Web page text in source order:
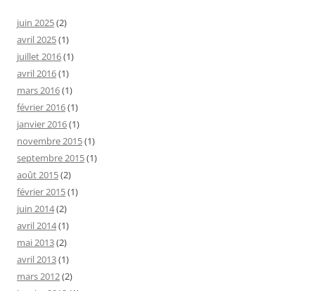
juin 2025(2)
avril 2025(1)
juillet 2016(1)
avril 2016(1)
mars 2016(1)
février 2016(1)
janvier 2016(1)
novembre 2015(1)
septembre 2015(1)
août 2015(2)
février 2015(1)
juin 2014(2)
avril 2014(1)
mai 2013(2)
avril 2013(1)
mars 2012(2)